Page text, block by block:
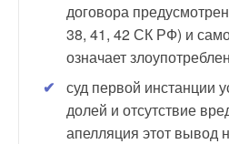
договора
38, 41, 42 СК РФ) и
означает
суд первой инстанции
долей и отсутствие
апелляция этот вывод